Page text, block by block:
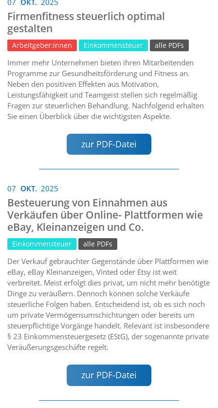
Firmenfitness steuerlich optimal
gestalten
Arbeitgeber:innen Einkommensteuer alle PDFs
Immer mehr Unternehmen bieten ihren Mitarbeitenden
Programme zur Gesundheitsförderung und Fitness an.
Neben den positiven Effekten aus Motivation,
Leistungsfähigkeit und Teamgeist stellen sich regelmäßig
Fragen zur steuerlichen Behandlung. Nachfolgend erhalten
Sie einen Überblick über die wichtigsten Aspekte.
zur PDF-Datei
07 OKT. 2025
Besteuerung von Einnahmen aus
Verkäufen über Online- Plattformen wie
eBay, Kleinanzeigen und Co.
Einkommensteuer alle PDFs
Der Verkauf gebrauchter Gegenstände über Plattformen wie
eBay, eBay Kleinanzeigen, Vinted oder Etsy ist weit
verbreitet. Meist erfolgt dies privat, um nicht mehr benötigte
Dinge zu veräußern. Dennoch können solche Verkäufe
steuerliche Folgen haben. Entscheidend ist, ob es sich noch
um private Vermögensumschichtungen oder bereits um
steuerpflichtige Vorgänge handelt. Relevant ist insbesondere
§ 23 Einkommensteuergesetz (EStG), der sogenannte private
Veräußerungsgeschäfte regelt.
zur PDF-Datei